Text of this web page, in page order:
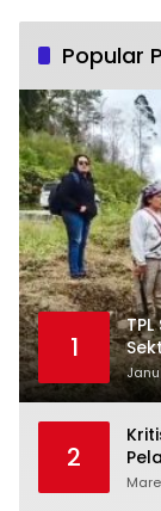
Popular
1
2